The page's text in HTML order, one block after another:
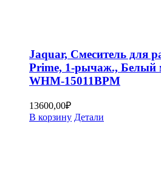
Jaquar, Смеситель для
Prime, 1-рычаж., Белый
WHM-15011BPM
13600,00₽
В корзину Детали